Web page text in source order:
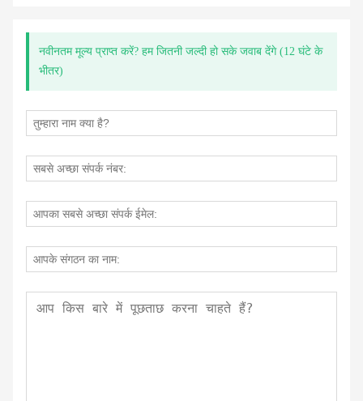
नवीनतम मूल्य प्राप्त करें? हम जितनी जल्दी हो सके जवाब देंगे (12 घंटे के
भीतर)